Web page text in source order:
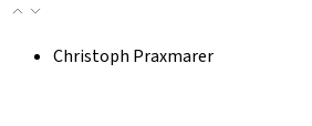
Christoph Praxmarer